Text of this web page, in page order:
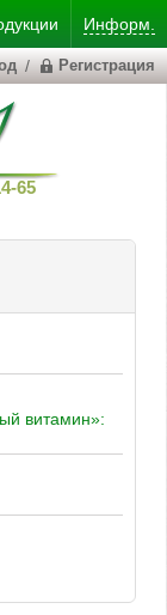
Информ.
65
/ Регистрация
витамин»: